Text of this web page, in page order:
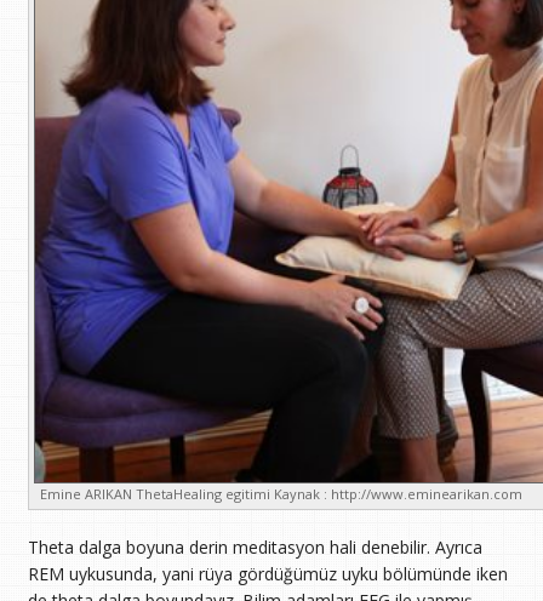
Emine ARIKAN ThetaHealing egitimi Kaynak : http://www.eminearikan.com
Theta dalga boyuna derin meditasyon hali denebilir. Ayrıca
REM uykusunda, yani rüya gördüğümüz uyku bölümünde iken